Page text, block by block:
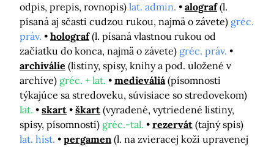
odpis, prepis, rovnopis) lat. admin. alograf (l.
písaná aj sčasti cudzou rukou, najmä o závete) gréc.
práv.
holograf (l. písaná vlastnou rukou od
začiatku do konca, najmä o závete) gréc. práv.
archiválie (listiny, spisy, knihy a pod. uložené v
archíve) gréc. + lat. medieváliá (písomnosti
týkajúce sa stredoveku, súvisiace so stredovekom)
lat.
skart škart (vyradené, vytriedené listiny,
spisy, písomnosti) gréc.-tal. rezervát (tajný spis)
lat. hist.
pergamen (l. na zvieracej koži upravenej